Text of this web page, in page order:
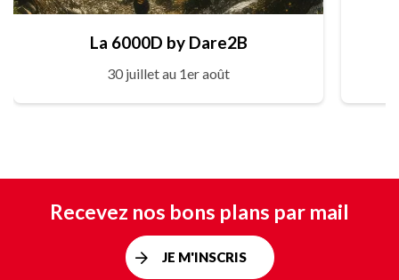
La 6000D by Dare2B
30 juillet au 1er août
Recevez nos bons plans par mail
JE M'INSCRIS